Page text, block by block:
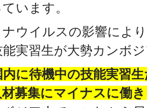
います。
ナウイルスの影響によ
実習生が大勢カンボ
に待機中の技能実習
募集にマイナスに働